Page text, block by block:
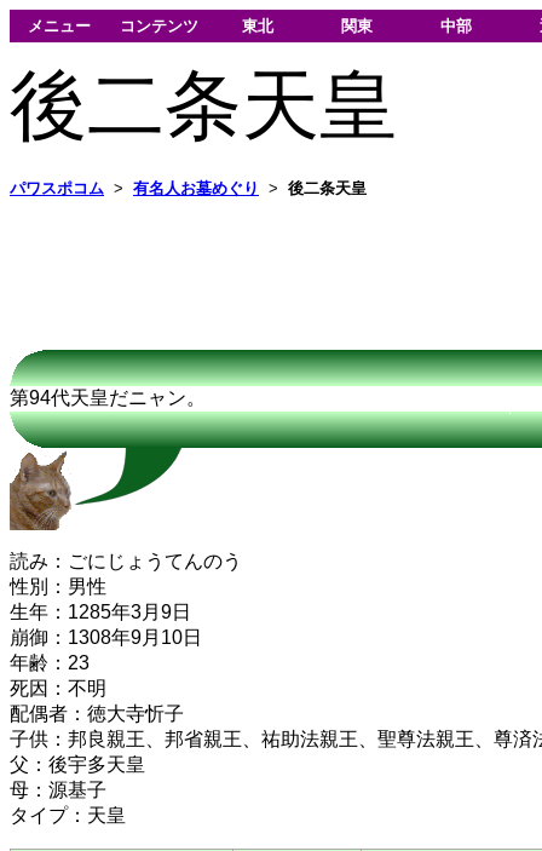
メニュー コンテンツ 東北 関東 中部
後二条天皇
パワスポコム > 有名人お墓めぐり > 後二条天皇
第94代天皇だニャン。
読み：ごにじょうてんのう
性別：男性
生年：1285年3月9日
崩御：1308年9月10日
年齢：23
死因：不明
配偶者：徳大寺忻子
子供：邦良親王、邦省親王、祐助法親王、聖尊法親王、尊済
父：後宇多天皇
母：源基子
タイプ：天皇